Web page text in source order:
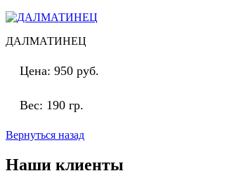
ДАЛМАТИНЕЦ
Цена: 950 руб.
Вес: 190 гр.
Вернуться назад
Наши клиенты